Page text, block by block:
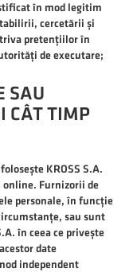
în mod legitim
cercetării și
pretențiilor în
de executare;
SAU
CÂT TIMP
KROSS S.A.
online. Furnizorii de
personale, în funcție
sau sunt
în ceea ce privește
date
independent